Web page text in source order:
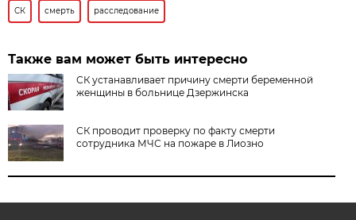
СК смерть расследование
Также вам может быть интересно
СК устанавливает причину смерти беременной
женщины в больнице Дзержинска
СК проводит проверку по факту смерти
сотрудника МЧС на пожаре в Лиозно